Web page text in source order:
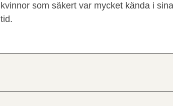
kvinnor som säkert var mycket kända i
tid.